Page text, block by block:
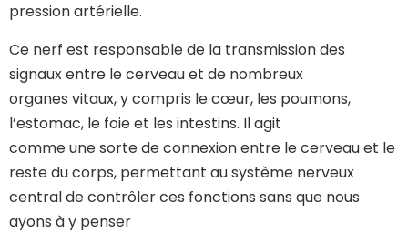
pression artérielle.
Ce nerf est responsable de la transmission des
signaux entre le cerveau et de nombreux
organes vitaux, y compris le cœur, les poumons,
l’estomac, le foie et les intestins. Il agit
comme une sorte de connexion entre le cerveau et le
reste du corps, permettant au système nerveux
central de contrôler ces fonctions sans que nous
ayons à y penser